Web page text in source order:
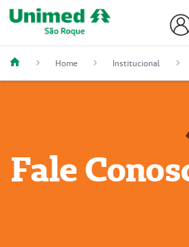
Home Institucional
Fale